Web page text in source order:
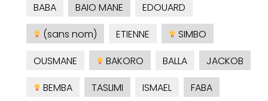
BABA
BAIO MANE
EDOUARD
(sans nom)
ETIENNE
SIMBO
OUSMANE
BAKORO BALLA
JACKOB
BEMBA
TASLIMI ISMAEL
FABA